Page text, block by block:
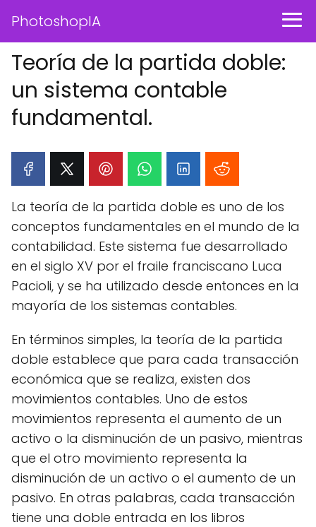
PhotoshopIA
Teoría de la partida doble:
un sistema contable
fundamental.
La teoría de la partida doble es uno de los
conceptos fundamentales en el mundo de la
contabilidad. Este sistema fue desarrollado
en el siglo XV por el fraile franciscano Luca
Pacioli, y se ha utilizado desde entonces en la
mayoría de los sistemas contables.
En términos simples, la teoría de la partida
doble establece que para cada transacción
económica que se realiza, existen dos
movimientos contables. Uno de estos
movimientos representa el aumento de un
activo o la disminución de un pasivo, mientras
que el otro movimiento representa la
disminución de un activo o el aumento de un
pasivo. En otras palabras, cada transacción
tiene una doble entrada en los libros